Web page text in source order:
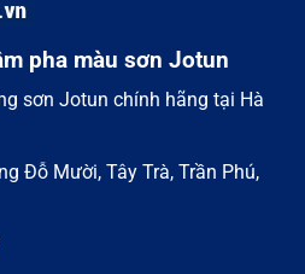
pha màu sơn Jotun
sơn Jotun chính hãng tại Hà
Đỗ Mười, Tây Trà, Trần Phú,